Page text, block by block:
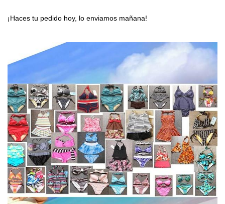
¡Haces tu pedido hoy, lo enviamos mañana!